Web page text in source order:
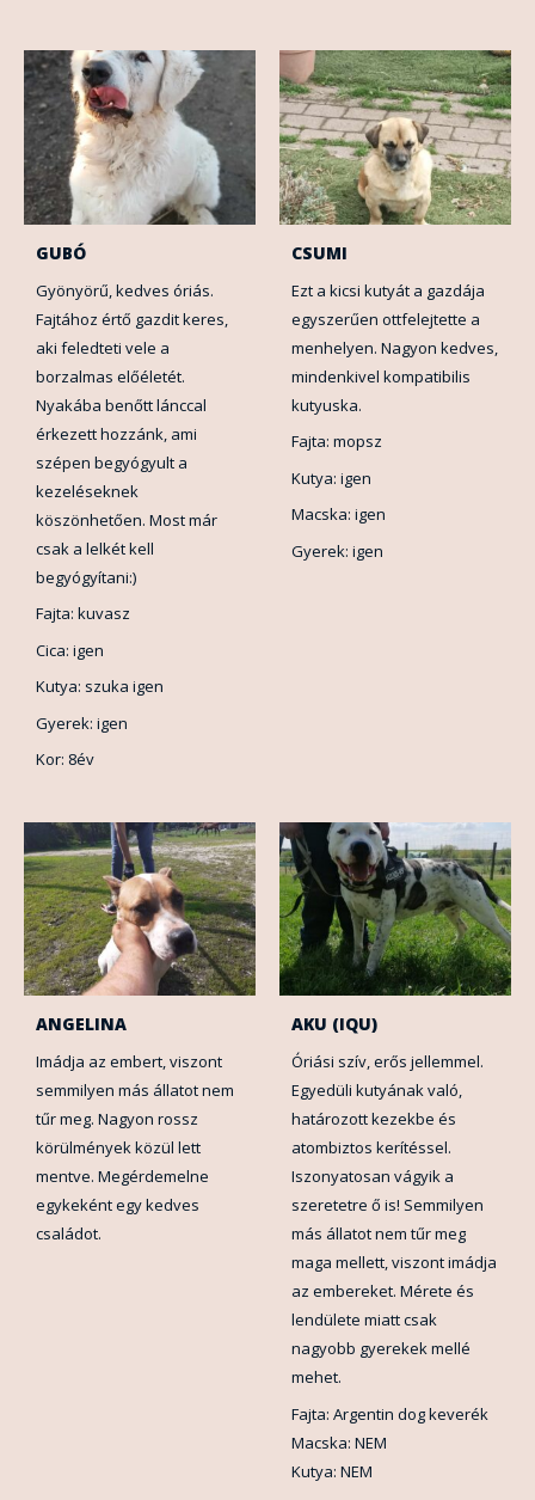
GUBÓ
Gyönyörű, kedves óriás.
Fajtához értő gazdit keres,
aki feledteti vele a
borzalmas előéletét.
Nyakába benőtt lánccal
érkezett hozzánk, ami
szépen begyógyult a
kezeléseknek
köszönhetően. Most már
csak a lelkét kell
begyógyítani:)
Fajta: kuvasz
Cica: igen
Kutya: szuka igen
Gyerek: igen
Kor: 8év
CSUMI
Ezt a kicsi kutyát a gazdája
egyszerűen ottfelejtette a
menhelyen. Nagyon kedves,
mindenkivel kompatibilis
kutyuska.
Fajta: mopsz
Kutya: igen
Macska: igen
Gyerek: igen
ANGELINA
Imádja az embert, viszont
semmilyen más állatot nem
tűr meg. Nagyon rossz
körülmények közül lett
mentve. Megérdemelne
egykeként egy kedves
családot.
AKU (IQU)
Óriási szív, erős jellemmel.
Egyedüli kutyának való,
határozott kezekbe és
atombiztos kerítéssel.
Iszonyatosan vágyik a
szeretetre ő is! Semmilyen
más állatot nem tűr meg
maga mellett, viszont imádja
az embereket. Mérete és
lendülete miatt csak
nagyobb gyerekek mellé
mehet.
Fajta: Argentin dog keverék
Macska: NEM
Kutya: NEM